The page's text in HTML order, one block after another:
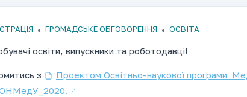
ГРОМАДСЬКЕ ОБГОВОРЕННЯ ОСВІТА
освіти, випускники та роботодавці!
з
Проектом Освітньо-наукової